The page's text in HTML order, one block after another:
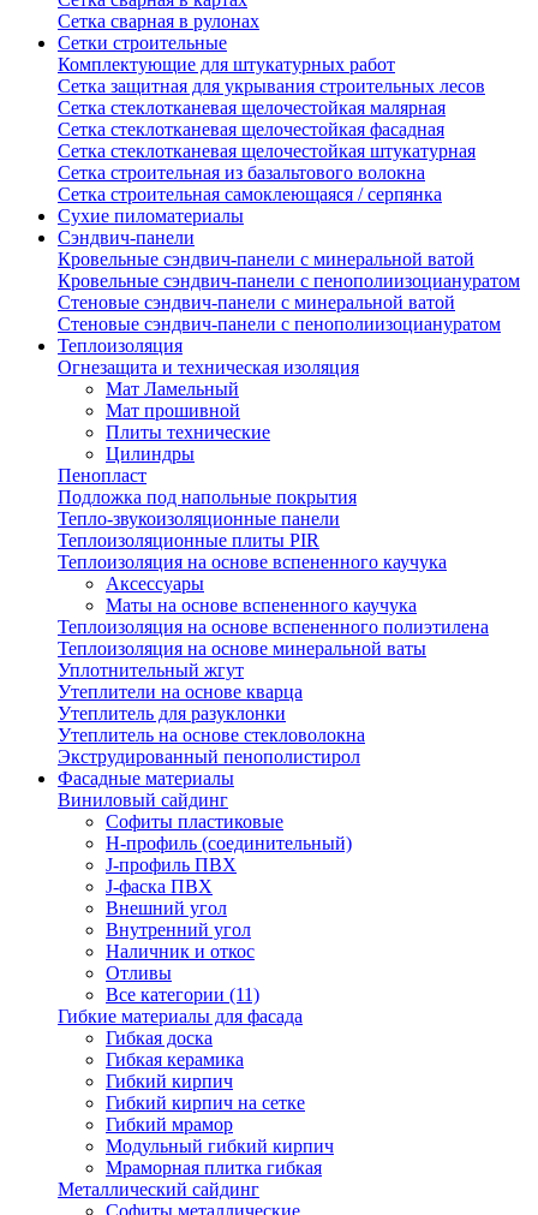
Сетка сварная в рулонах
Сетки строительные
Комплектующие для штукатурных работ
Сетка защитная для укрывания строительных лесов
Сетка стеклотканевая щелочестойкая малярная
Сетка стеклотканевая щелочестойкая фасадная
Сетка стеклотканевая щелочестойкая штукатурная
Сетка строительная из базальтового волокна
Сетка строительная самоклеющаяся / серпянка
Сухие пиломатериалы
Сэндвич-панели
Кровельные сэндвич-панели с минеральной ватой
Кровельные сэндвич-панели с пенополиизоциануратом
Стеновые сэндвич-панели с минеральной ватой
Стеновые сэндвич-панели с пенополиизоциануратом
Теплоизоляция
Огнезащита и техническая изоляция
Мат Ламельный
Мат прошивной
Плиты технические
Цилиндры
Пенопласт
Подложка под напольные покрытия
Тепло-звукоизоляционные панели
Теплоизоляционные плиты PIR
Теплоизоляция на основе вспененного каучука
Аксессуары
Маты на основе вспененного каучука
Теплоизоляция на основе вспененного полиэтилена
Теплоизоляция на основе минеральной ваты
Уплотнительный жгут
Утеплители на основе кварца
Утеплитель для разуклонки
Утеплитель на основе стекловолокна
Экструдированный пенополистирол
Фасадные материалы
Виниловый сайдинг
Cофиты пластиковые
H-профиль (соединительный)
J-профиль ПВХ
J-фаска ПВХ
Внешний угол
Внутренний угол
Наличник и откос
Отливы
Все категории (11)
Гибкие материалы для фасада
Гибкая доска
Гибкая керамика
Гибкий кирпич
Гибкий кирпич на сетке
Гибкий мрамор
Модульный гибкий кирпич
Мраморная плитка гибкая
Металлический сайдинг
Cофиты металлические